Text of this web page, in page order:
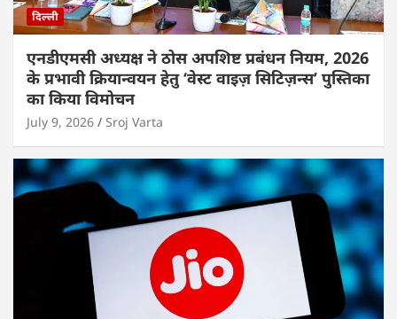
दिल्ली
एनडीएमसी अध्यक्ष ने ठोस अपशिष्ट प्रबंधन नियम, 2026
के प्रभावी क्रियान्वयन हेतु ‘वेस्ट वाइज़ सिटिज़न्स’ पुस्तिका
का किया विमोचन
July 9, 2026 Sroj Varta